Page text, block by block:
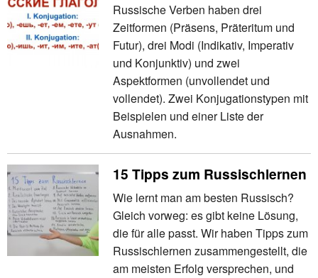
Russische Verben haben drei
Zeitformen (Präsens, Präteritum und
Futur), drei Modi (Indikativ, Imperativ
und Konjunktiv) und zwei
Aspektformen (unvollendet und
vollendet). Zwei Konjugationstypen mit
Beispielen und einer Liste der
Ausnahmen.
15 Tipps zum Russischlernen
Wie lernt man am besten Russisch?
Gleich vorweg: es gibt keine Lösung,
die für alle passt. Wir haben Tipps zum
Russischlernen zusammengestellt, die
am meisten Erfolg versprechen, und